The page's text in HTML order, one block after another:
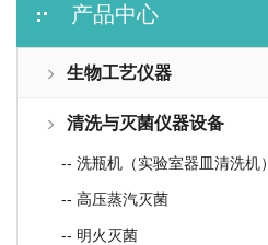
产品中心
生物工艺仪器
清洗与灭菌仪器设备
-- 洗瓶机（实验室器皿清洗机）
-- 高压蒸汽灭菌
-- 明火灭菌